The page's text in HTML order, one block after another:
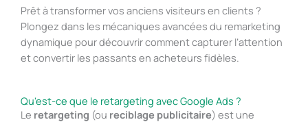
Prêt à transformer vos anciens visiteurs en clients ?
Plongez dans les mécaniques avancées du remarketing
dynamique pour découvrir comment capturer l’attention
et convertir les passants en acheteurs fidèles.
Qu'est-ce que le retargeting avec Google Ads ?
Le retargeting (ou reciblage publicitaire) est une